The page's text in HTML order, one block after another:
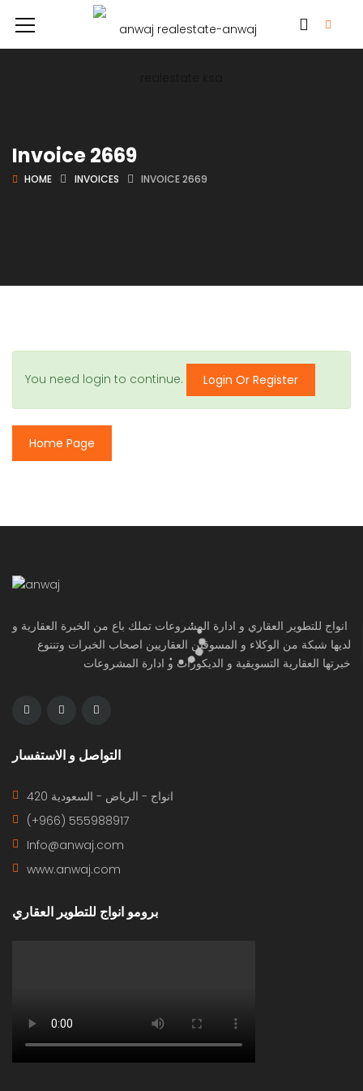
Invoice 2669
HOME INVOICES INVOICE 2669
You need login to continue. Login Or Register
Home Page
انواج للتطوير العقاري و ادارة المشروعات تملك باع من الخبرة العقارية و
لديها شبكة من الوكلاء و المسوقين العقاريين اصحاب الخبرات وتننوع
خبرتها العقارية التسويقية و الديكورات و ادارة المشروعات
التواصل و الاستفسار
420 انواج - الرياض - السعودية
(+966) 555988917
Info@anwaj.com
www.anwaj.com
برومو انواج للتطوير العقاري